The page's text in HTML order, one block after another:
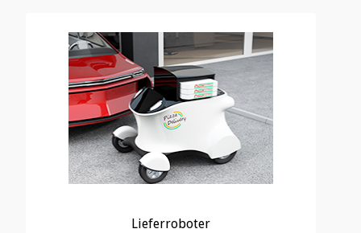
Lieferroboter